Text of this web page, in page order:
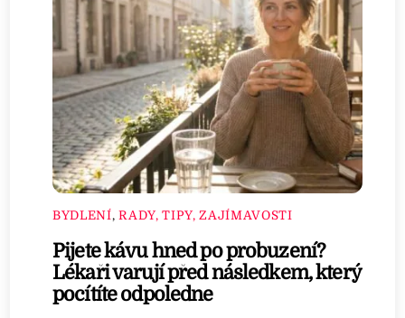
BYDLENÍ,RADY, TIPY, ZAJÍMAVOSTI
Pijete kávu hned po probuzení?
Lékaři varují před následkem, který
pocítíte odpoledne